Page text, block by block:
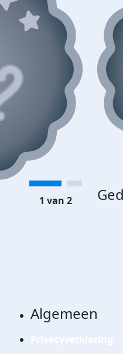
1 van 2
Algemeen